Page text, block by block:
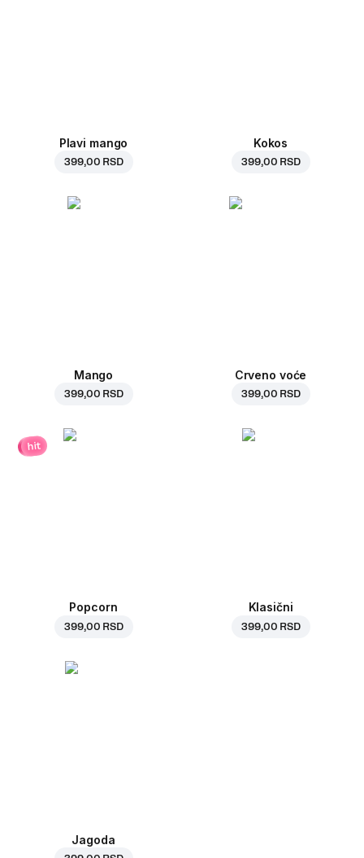
Plavi mango
399,00 RSD
Kokos
399,00 RSD
Mango
399,00 RSD
Crveno voće
399,00 RSD
hit
Popcorn
399,00 RSD
Klasični
399,00 RSD
Jagoda